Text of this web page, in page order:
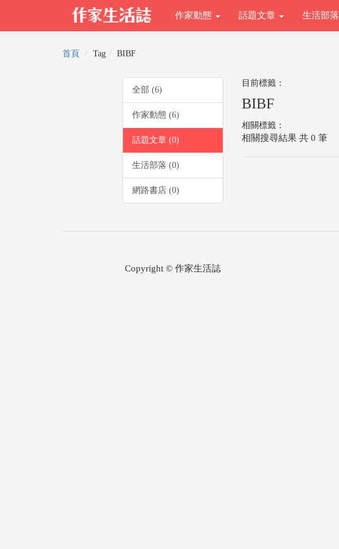
作家動態 話題文章 生活部落
首頁 Tag BIBF
全部 (6)
作家動態 (6)
話題文章 (0)
生活部落 (0)
網路書店 (0)
目前標籤：
BIBF
相關標籤：
相關搜尋結果 共 0 筆
Copyright © 作家生活誌